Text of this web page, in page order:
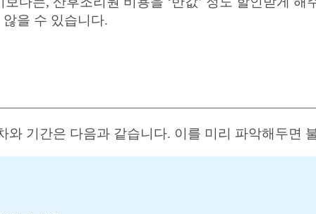
을 수 있습니다.
기간은 다음과 같습니다. 이를 미리 파악해두면